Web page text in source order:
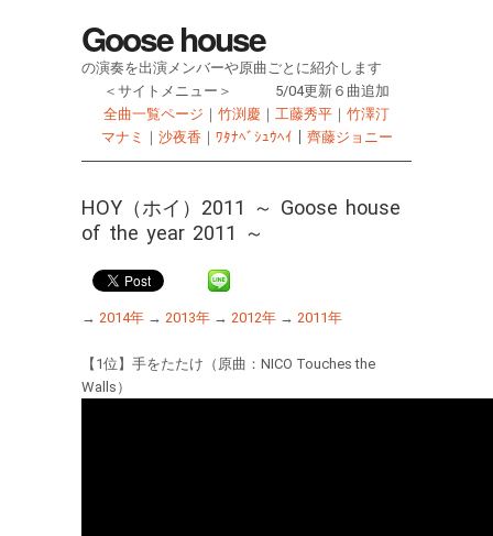
Goose house
の演奏を出演メンバーや原曲ごとに紹介します
＜サイトメニュー＞ 5/04更新６曲追加
全曲一覧ページ ｜ 竹渕慶 ｜ 工藤秀平 ｜ 竹澤汀
マナミ
｜ 沙夜香 ｜ ﾜﾀﾅﾍﾞｼｭｳﾍｲ 齊藤ジョニー
HOY（ホイ）2011 ～ Goose house
of the year 2011 ～
→ 2014年 → 2013年 → 2012年 → 2011年
【1位】手をたたけ（原曲：NICO Touches the
Walls）